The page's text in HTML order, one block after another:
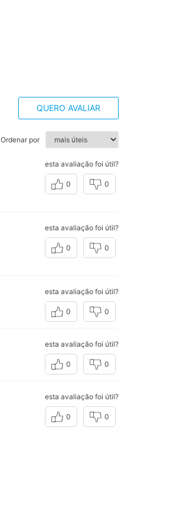
QUERO AVALIAR
Ordenar por
esta avaliação foi útil?
0 0
esta avaliação foi útil?
0 0
esta avaliação foi útil?
0 0
esta avaliação foi útil?
0 0
esta avaliação foi útil?
0 0